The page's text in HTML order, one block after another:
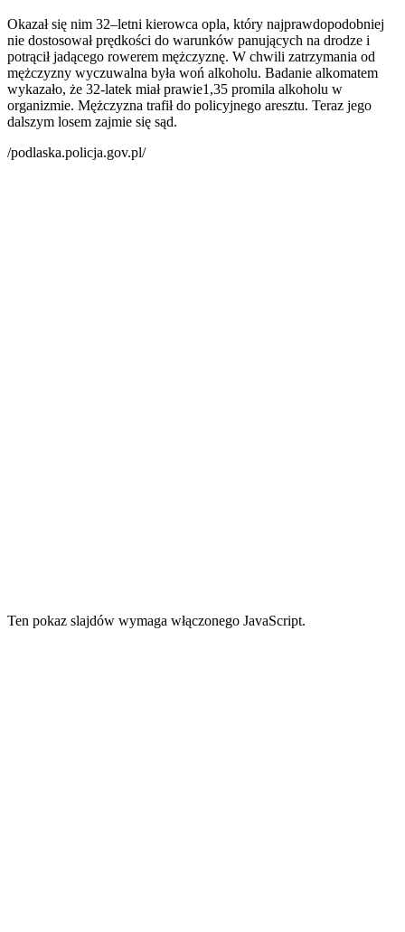
Okazał się nim 32–letni kierowca opla, który najprawdopodobniej
nie dostosował prędkości do warunków panujących na drodze i
potrącił jadącego rowerem mężczyznę. W chwili zatrzymania od
mężczyzny wyczuwalna była woń alkoholu. Badanie alkomatem
wykazało, że 32-latek miał prawie1,35 promila alkoholu w
organizmie. Mężczyzna trafił do policyjnego aresztu. Teraz jego
dalszym losem zajmie się sąd.
/podlaska.policja.gov.pl/
Ten pokaz slajdów wymaga włączonego JavaScript.